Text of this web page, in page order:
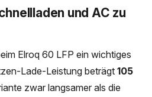
und AC zu
Elroq 60 LFP ein wichtiges
Lade-Leistung beträgt105
zwar langsamer als die